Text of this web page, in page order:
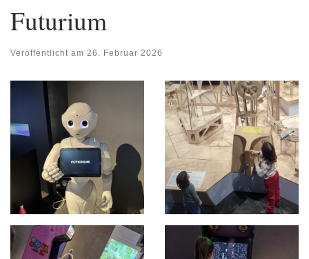
Futurium
Veröffentlicht am 26. Februar 2026